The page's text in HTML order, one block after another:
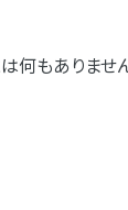
何もありま